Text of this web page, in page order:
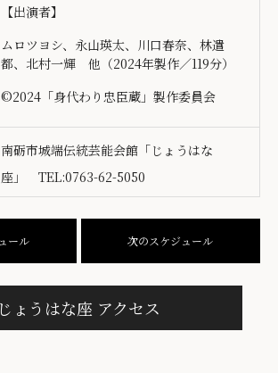
【出演者】
ムロツヨシ、 永山瑛太、川口春奈、林遣
都、北村一輝 他（2024年製作／119分）
©2024「身代わり忠臣蔵」製作委員会
南砺市城端伝統芸能会館「じょうはな
座」 TEL:0763-62-5050
ール 次のスケジュール
じょうはな座 アクセス